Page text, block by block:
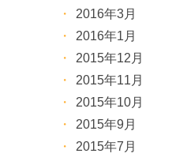
2016年3月
2016年1月
2015年12月
2015年11月
2015年10月
2015年9月
2015年7月